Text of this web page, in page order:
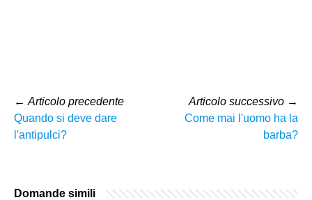
← Articolo precedente
Quando si deve dare
l'antipulci?
Articolo successivo →
Come mai l'uomo ha la
barba?
Domande simili